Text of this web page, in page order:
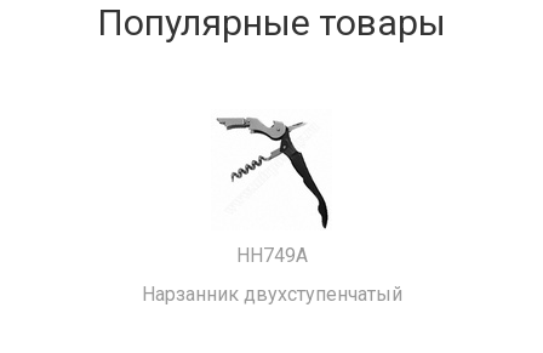
Популярные товары
HH749A
Нарзанник двухступенчатый